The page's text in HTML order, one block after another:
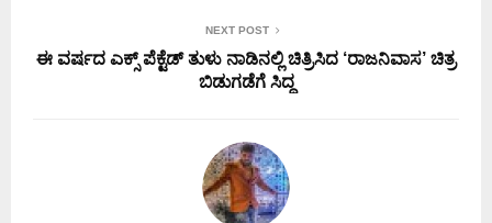
NEXT POST
ಈ ವರ್ಷದ ಎಕ್ಸ್ ಪೆಕ್ಟೆಡ್ ತುಳು ನಾಡಿನಲ್ಲಿ ಚಿತ್ರಿಸಿದ ‘ರಾಜನಿವಾಸ’ ಚಿತ್ರ
ಬಿಡುಗಡೆಗೆ ಸಿದ್ದ